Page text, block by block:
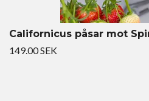
Californicus påsar mot
149.00 SEK